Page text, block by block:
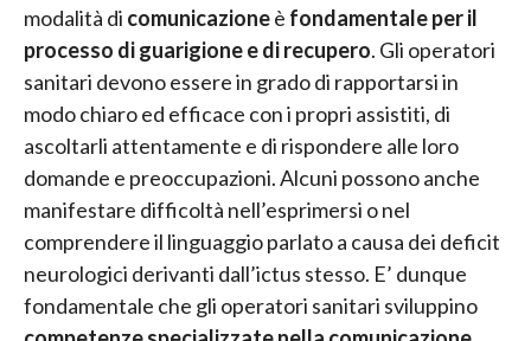
modalità di comunicazioneè fondamentale per il
processo di guarigione e di recupero. Gli operatori
sanitari devono essere in grado di rapportarsi in
modo chiaro ed efficace con i propri assistiti, di
ascoltarli attentamente e di rispondere alle loro
domande e preoccupazioni. Alcuni possono anche
manifestare difficoltà nell’esprimersi o nel
comprendere il linguaggio parlato a causa dei deficit
neurologici derivanti dall’ictus stesso. E’ dunque
fondamentale che gli operatori sanitari sviluppino